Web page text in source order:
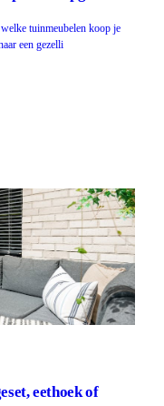
tuinmeubelen koop je
een gezelli
eethoek of